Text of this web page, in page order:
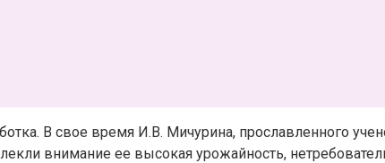
В свое время И.В. Мичурина, прославленного
внимание ее высокая урожайность,